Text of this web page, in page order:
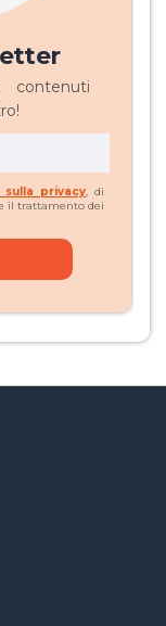
contenuti
sulla privacy, di
il trattamento dei